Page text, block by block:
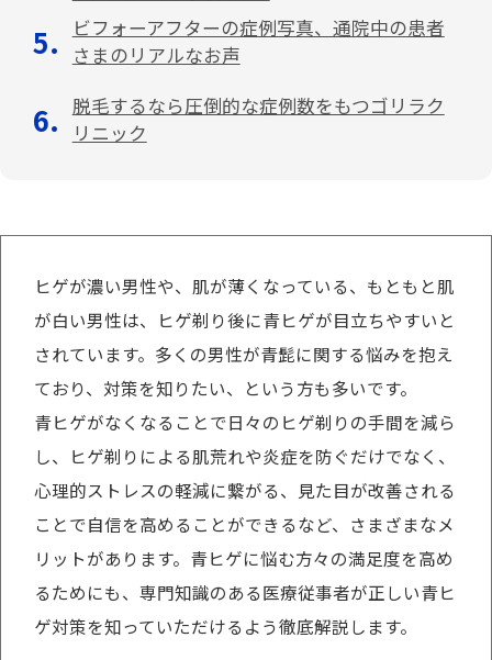
ビフォーアフターの症例写真、通院中の患者
さまのリアルなお声
脱毛するなら圧倒的な症例数をもつゴリラク
リニック
ヒゲが濃い男性や、肌が薄くなっている、もともと肌
が白い男性は、ヒゲ剃り後に青ヒゲが目立ちやすいと
されています。多くの男性が青髭に関する悩みを抱え
ており、対策を知りたい、という方も多いです。
青ヒゲがなくなることで日々のヒゲ剃りの手間を減ら
し、ヒゲ剃りによる肌荒れや炎症を防ぐだけでなく、
心理的ストレスの軽減に繋がる、見た目が改善される
ことで自信を高めることができるなど、さまざまなメ
リットがあります。青ヒゲに悩む方々の満足度を高め
るためにも、専門知識のある医療従事者が正しい青ヒ
ゲ対策を知っていただけるよう徹底解説します。